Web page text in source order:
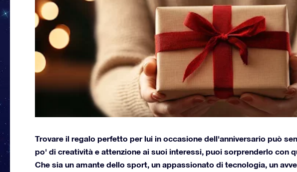
Trovare il regalo perfetto per lui in occasione dell'anniversario può
po' di creatività e attenzione ai suoi interessi, puoi sorprenderlo con
Che sia un amante dello sport, un appassionato di tecnologia, un